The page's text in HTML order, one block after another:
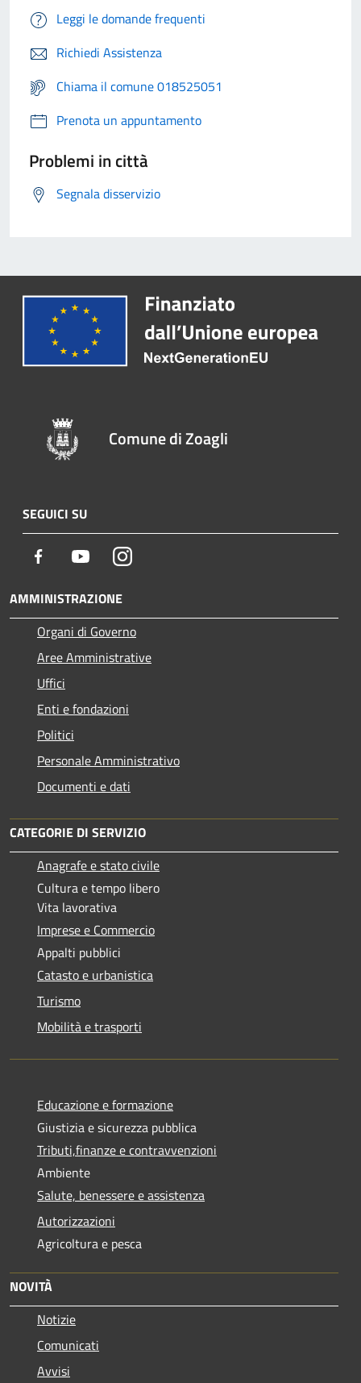
Leggi le domande frequenti
Richiedi Assistenza
Chiama il comune 018525051
Prenota un appuntamento
Problemi in città
Segnala disservizio
Comune di Zoagli
SEGUICI SU
Facebook YoutubeInstagram
AMMINISTRAZIONE
Organi di Governo
Aree Amministrative
Uffici
Enti e fondazioni
Politici
Personale Amministrativo
Documenti e dati
CATEGORIE DI SERVIZIO
Anagrafe e stato civile
Cultura e tempo libero
Vita lavorativa
Imprese e Commercio
Appalti pubblici
Catasto e urbanistica
Turismo
Mobilità e trasporti
Educazione e formazione
Giustizia e sicurezza pubblica
Tributi,finanze e contravvenzioni
Ambiente
Salute, benessere e assistenza
Autorizzazioni
Agricoltura e pesca
NOVITÀ
Notizie
Comunicati
Avvisi